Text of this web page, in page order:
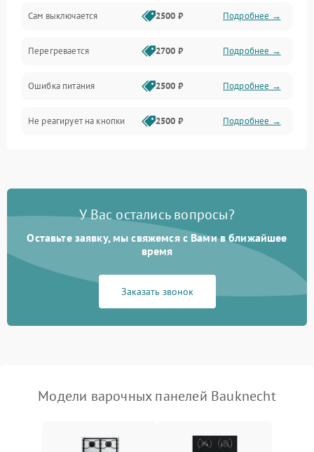
Сам выключается 2500 ₽ Подробнее →
Перегревается 2700 ₽ Подробнее →
Ошибка питания 2500 ₽ Подробнее →
Не реагирует на кнопки 2500 ₽ Подробнее →
У Вас остались вопросы?
Оставьте заявку, мы свяжемся с Вами в ближайшее
время
Заказать звонок
Модели варочных панелей Bauknecht